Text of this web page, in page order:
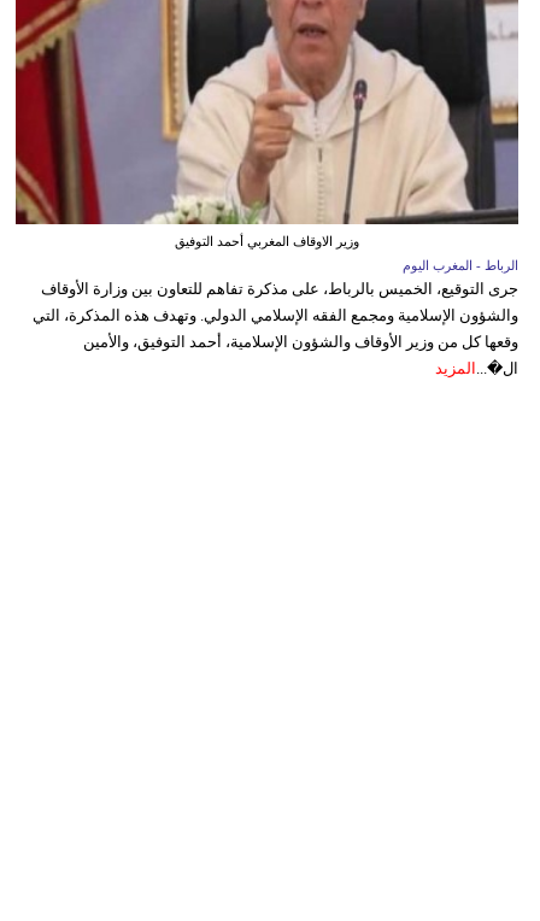
وزير الاوقاف المغربي أحمد التوفيق
الرباط - المغرب اليوم
جرى التوقيع، الخميس بالرباط، على مذكرة تفاهم للتعاون بين وزارة الأوقاف
والشؤون الإسلامية ومجمع الفقه الإسلامي الدولي. وتهدف هذه المذكرة، التي
وقعها كل من وزير الأوقاف والشؤون الإسلامية، أحمد التوفيق، والأمين
ال�... المزيد